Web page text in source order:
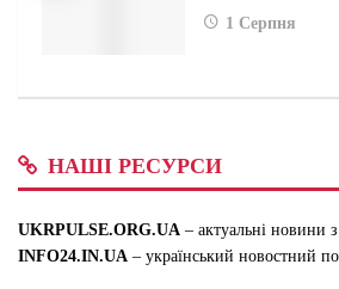
1 Серпня
НАШІ РЕСУРСИ
UKRPULSE.ORG.UA – актуальні новини з
INFO24.IN.UA – український новостний